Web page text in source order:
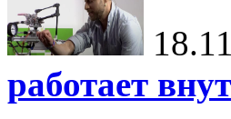
работает